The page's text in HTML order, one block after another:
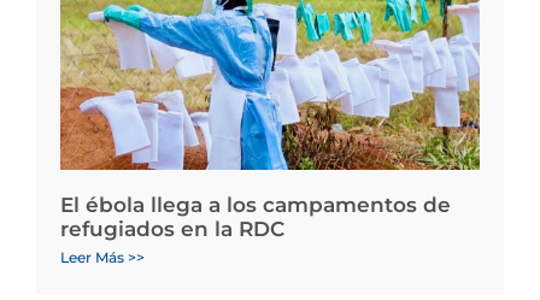
El ébola llega a los campamentos de
refugiados en la RDC
Leer Más >>